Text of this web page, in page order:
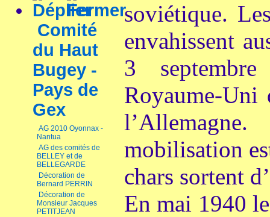
Comité
du Haut
Bugey -
Pays de
Gex
AG 2010 Oyonnax -
Nantua
AG des comités de
BELLEY et de
BELLEGARDE
Décoration de
Bernard PERRIN
Décoration de
Monsieur Jacques
PETITJEAN
soviétique.
envahissent
3
Royaume-Uni
mobilisation
chars sortent
En mai 1940